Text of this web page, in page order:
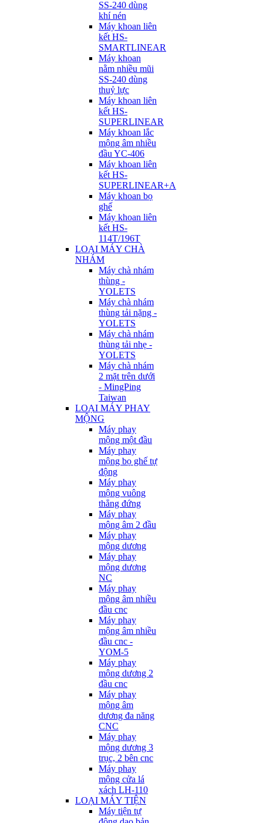
SS-240 dùng
khí nén
Máy khoan liên
kết HS-
SMARTLINEAR
Máy khoan
nằm nhiều mũi
SS-240 dùng
thuỷ lực
Máy khoan liên
kết HS-
SUPERLINEAR
Máy khoan lắc
mộng âm nhiều
đầu YC-406
Máy khoan liên
kết HS-
SUPERLINEAR+A
Máy khoan bọ
ghế
Máy khoan liên
kết HS-
114T/196T
LOẠI MÁY CHÀ
NHÁM
Máy chà nhám
thùng -
YOLETS
Máy chà nhám
thùng tải nặng -
YOLETS
Máy chà nhám
thùng tải nhẹ -
YOLETS
Máy chà nhám
2 mặt trên dưới
- MingPing
Taiwan
LOẠI MÁY PHAY
MỘNG
Máy phay
mộng một đầu
Máy phay
mộng bọ ghế tự
động
Máy phay
mộng vuông
thẳng đứng
Máy phay
mộng âm 2 đầu
Máy phay
mộng dương
Máy phay
mộng dương
NC
Máy phay
mộng âm nhiều
đầu cnc
Máy phay
mộng âm nhiều
đầu cnc -
YOM-5
Máy phay
mộng dương 2
đầu cnc
Máy phay
mộng âm
dương đa năng
CNC
Máy phay
mộng dương 3
trục, 2 bên cnc
Máy phay
mộng cửa lá
xách LH-110
LOẠI MÁY TIỆN
Máy tiện tự